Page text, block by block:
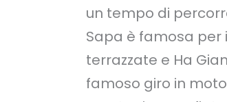
un tempo di
Sapa è famosa per
terrazzate e Ha
famoso giro in